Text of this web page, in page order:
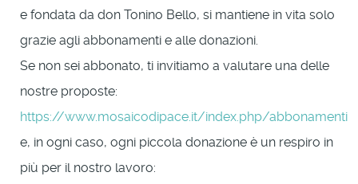
e fondata da don Tonino Bello, si mantiene in vita solo
grazie agli abbonamenti e alle donazioni.
Se non sei abbonato, ti invitiamo a valutare una delle
nostre proposte:
https://www.mosaicodipace.it/index.php/abbonamenti
e, in ogni caso, ogni piccola donazione è un respiro in
più per il nostro lavoro: